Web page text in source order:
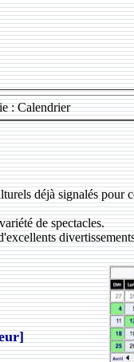
: Calendrier
déjà signalés pour
de spectacles.